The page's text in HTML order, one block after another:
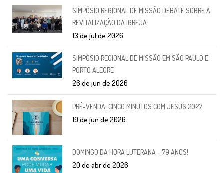
SIMPÓSIO REGIONAL DE MISSÃO DEBATE SOBRE A
REVITALIZAÇÃO DA IGREJA
13 de jul de 2026
SIMPÓSIO REGIONAL DE MISSÃO EM SÃO PAULO E
PORTO ALEGRE
26 de jun de 2026
PRÉ-VENDA: CINCO MINUTOS COM JESUS 2027
19 de jun de 2026
DOMINGO DA HORA LUTERANA – 79 ANOS!
20 de abr de 2026